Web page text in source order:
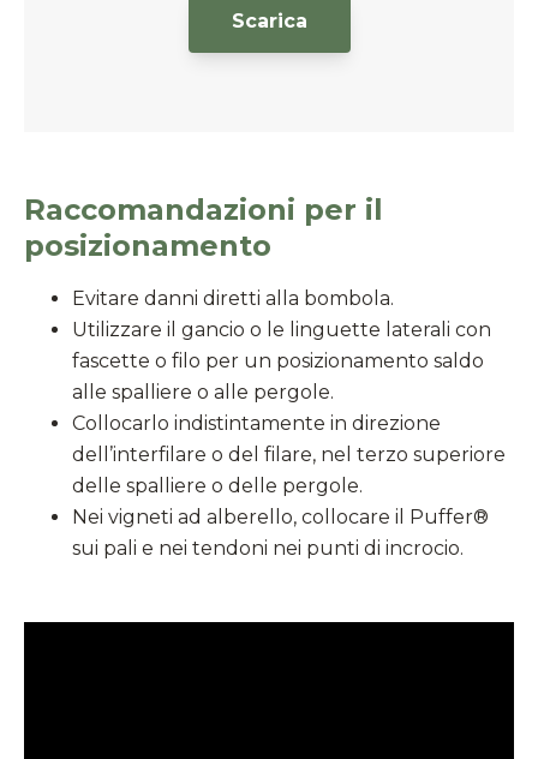
Scarica
Raccomandazioni per il
posizionamento
Evitare danni diretti alla bombola.
Utilizzare il gancio o le linguette laterali con
fascette o filo per un posizionamento saldo
alle spalliere o alle pergole.
Collocarlo indistintamente in direzione
dell’interfilare o del filare, nel terzo superiore
delle spalliere o delle pergole.
Nei vigneti ad alberello, collocare il Puffer®
sui pali e nei tendoni nei punti di incrocio.